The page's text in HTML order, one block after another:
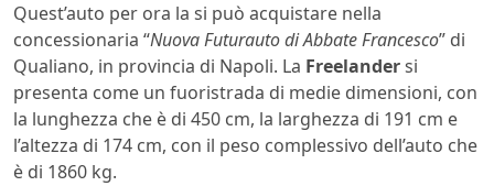
Quest’auto per ora la si può acquistare nella
concessionaria “Nuova Futurauto di Abbate Francesco” di
Qualiano, in provincia di Napoli. La Freelandersi
presenta come un fuoristrada di medie dimensioni, con
la lunghezza che è di 450 cm, la larghezza di 191 cm e
l’altezza di 174 cm, con il peso complessivo dell’auto che
è di 1860 kg.